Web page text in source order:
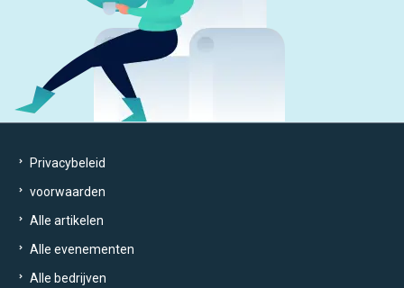
Privacybeleid
voorwaarden
Alle artikelen
Alle evenementen
Alle bedrijven